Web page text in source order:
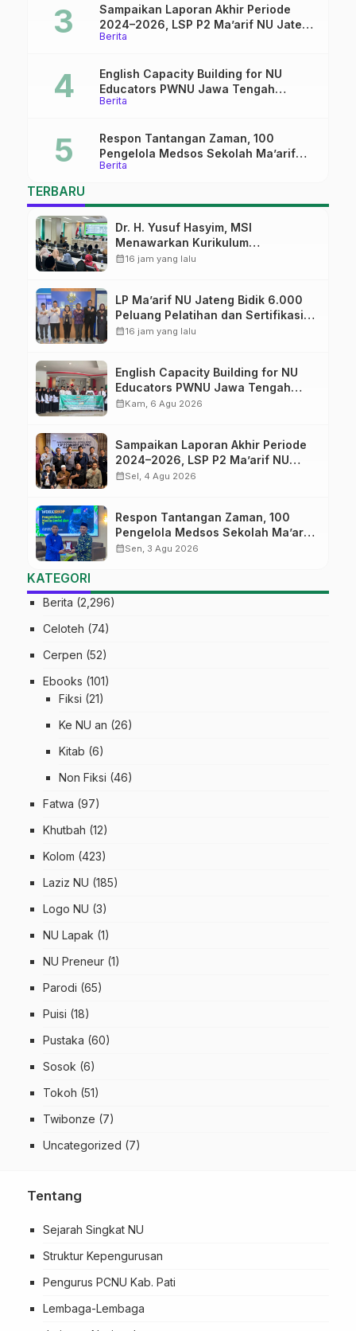
Berita
Sampaikan Laporan Akhir Periode
2024–2026, LSP P2 Ma’arif NU Jateng
Mantapkan Sinergi Link and Match
Berita
English Capacity Building for NU
Educators PWNU Jawa Tengah
Batch#4; Membuka Jalan Menuju
Berita
Respon Tantangan Zaman, 100
Pengelola Medsos Sekolah Ma’arif
Pekalongan Ikuti Pelatihan Literasi
TERBARU
Dr. H. Yusuf Hasyim, MSI
Menawarkan Kurikulum
Diversifikasi, Harapan Baru dalam
calendar_month16 jam yang lalu
LP Ma’arif NU Jateng Bidik 6.000
Peluang Pelatihan dan Sertifikasi
bagi Lulusan SMK
calendar_month16 jam yang lalu
English Capacity Building for NU
Educators PWNU Jawa Tengah
Batch#4; Membuka Jalan Menuju
calendar_monthKam, 6 Agu 2026
Sampaikan Laporan Akhir Periode
2024–2026, LSP P2 Ma’arif NU
Jateng Mantapkan Sinergi Link and
calendar_monthSel, 4 Agu 2026
Respon Tantangan Zaman, 100
Pengelola Medsos Sekolah Ma’arif
Pekalongan Ikuti Pelatihan Literasi
calendar_monthSen, 3 Agu 2026
KATEGORI
Berita (2,296)
Celoteh (74)
Cerpen (52)
Ebooks (101)
Fiksi (21)
Ke NU an (26)
Kitab (6)
Non Fiksi (46)
Fatwa (97)
Khutbah (12)
Kolom (423)
Laziz NU (185)
Logo NU (3)
NU Lapak (1)
NU Preneur (1)
Parodi (65)
Puisi (18)
Pustaka (60)
Sosok (6)
Tokoh (51)
Twibonze (7)
Uncategorized (7)
Tentang
Sejarah Singkat NU
Struktur Kepengurusan
Pengurus PCNU Kab. Pati
Lembaga-Lembaga